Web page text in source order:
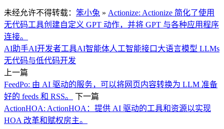
未经允许不得转载： 笨小兔 » Actionize: Actionize 简化了使用
无代码工具创建自定义 GPT 动作，并将 GPT 与各种应用程序
连接。
AI助手AI开发者工具AI智能体人工智能接口 大语言模型 LLMs
无代码与低代码开发
上一篇
FeedPo: 由 AI 驱动的服务，可以将网页内容转换为 LLM 准备
好的 feeds 和 RSS。
下一篇
ActionHOA: ActionHOA：提供 AI 驱动的工具和资源以实现
HOA 改革和赋权房主。